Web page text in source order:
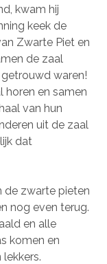
kwam hij
keek de
Zwarte Piet en
de zaal
waren!
horen en samen
van hun
uit de zaal
dat
de zwarte pieten
nog even terug.
en alle
komen en